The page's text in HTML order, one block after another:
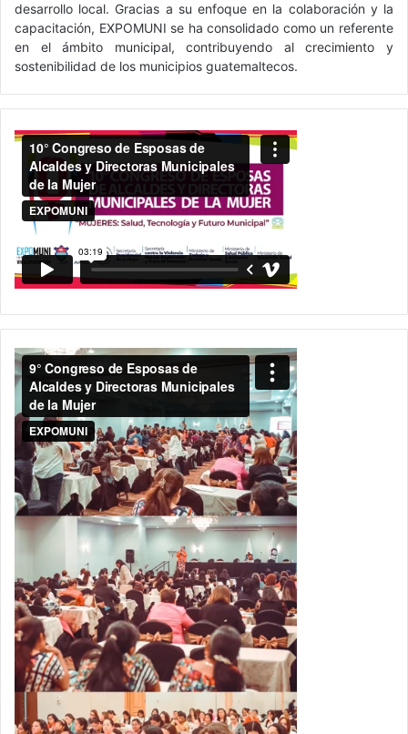
desarrollo local. Gracias a su enfoque en la colaboración y la
capacitación, EXPOMUNI se ha consolidado como un referente
en el ámbito municipal, contribuyendo al crecimiento y
sostenibilidad de los municipios guatemaltecos.